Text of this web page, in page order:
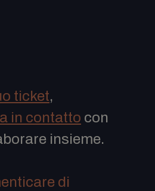
ticket,
in contatto con
insieme.
di